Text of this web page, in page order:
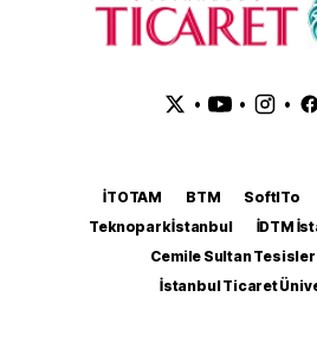
• • •
İTOTAM BTM SoftITo
Teknopark İstanbul
İDTM
Cemile Sultan
İstanbul Ticaret